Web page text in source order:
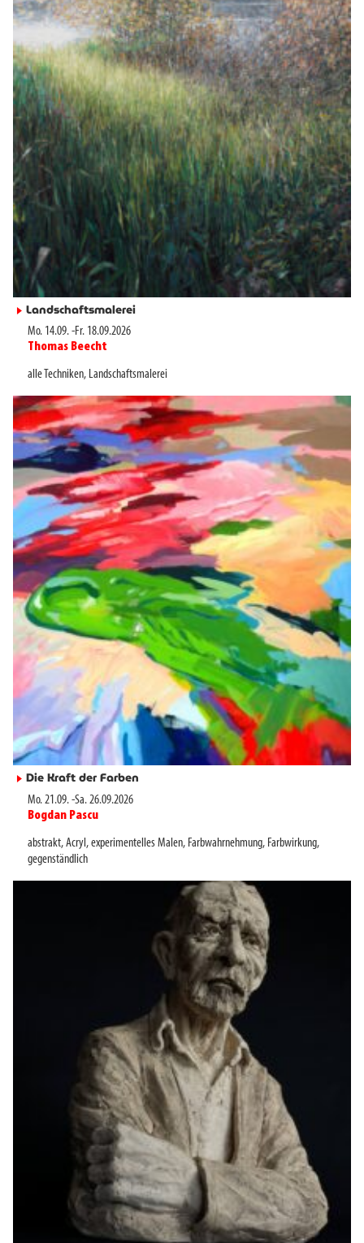
► Landschaftsmalerei
Mo. 14.09.-Fr. 18.09.2026
Thomas Beecht
alle Techniken, Landschaftsmalerei
► Die Kraft der Farben
Mo. 21.09.-Sa. 26.09.2026
Bogdan Pascu
abstrakt,Acryl ,experimentelles Malen, Farbwahrnehmung, Farbwirkung,
gegenständlich